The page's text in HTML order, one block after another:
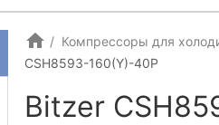
Компрессоры для
CSH8593-160(Y)-40P
Bitzer